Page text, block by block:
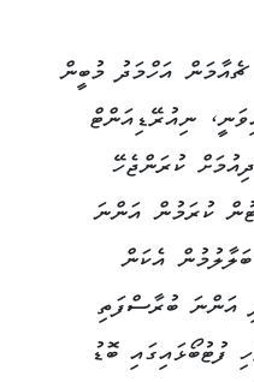
އަހްމަދު މުބީން
ނިއުރޭޑިއަންޓް
ކުރަންޖެހޭ
ކުރަމުން އަންނަ
އެކަން
އަންނަ ބުރާސްފަތި
ފުޓުބޯޅައިގައި ބޮޑު